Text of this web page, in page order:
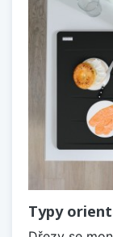
Typy